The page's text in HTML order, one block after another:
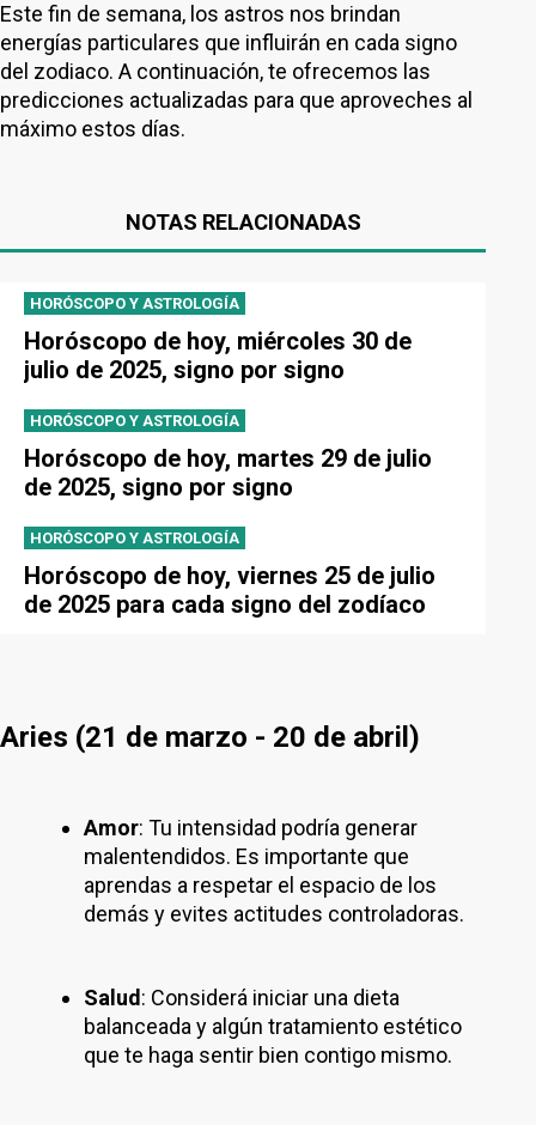
Este fin de semana, los astros nos brindan
energías particulares que influirán en cada signo
del zodiaco. A continuación, te ofrecemos las
predicciones actualizadas para que aproveches al
máximo estos días.
NOTAS RELACIONADAS
HORÓSCOPO Y ASTROLOGÍA
Horóscopo de hoy, miércoles 30 de
julio de 2025, signo por signo
HORÓSCOPO Y ASTROLOGÍA
Horóscopo de hoy, martes 29 de julio
de 2025, signo por signo
HORÓSCOPO Y ASTROLOGÍA
Horóscopo de hoy, viernes 25 de julio
de 2025 para cada signo del zodíaco
Aries (21 de marzo - 20 de abril)
Amor: Tu intensidad podría generar
malentendidos. Es importante que
aprendas a respetar el espacio de los
demás y evites actitudes controladoras.
Salud : Considerá iniciar una dieta
balanceada y algún tratamiento estético
que te haga sentir bien contigo mismo.